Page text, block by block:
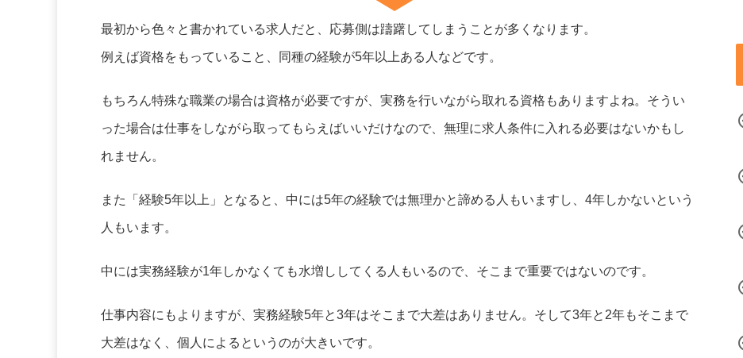
最初から色々と書かれている求人だと、応募側は躊躇してしまうことが多くなります。
例えば資格をもっていること、同種の経験が5年以上ある人などです。
もちろん特殊な職業の場合は資格が必要ですが、実務を行いながら取れる資格もありますよね。そうい
った場合は仕事をしながら取ってもらえばいいだけなので、無理に求人条件に入れる必要はないかもし
れません。
また「経験5年以上」となると、中には5年の経験では無理かと諦める人もいますし、4年しかないという
人もいます。
中には実務経験が1年しかなくても水増ししてくる人もいるので、そこまで重要ではないのです。
仕事内容にもよりますが、実務経験5年と3年はそこまで大差はありません。そして3年と2年もそこまで
大差はなく、個人によるというのが大きいです。